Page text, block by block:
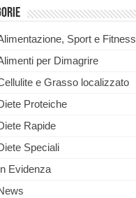
Sport e Fitness
per Dimagrire
e Grasso localizzato
Proteiche
Rapide
Speciali
Evidenza